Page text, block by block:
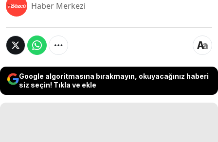
Haber Merkezi
Google algoritmasına bırakmayın, okuyacağınız haberi
siz seçin! Tıkla ve ekle